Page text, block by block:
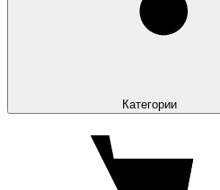
Категории